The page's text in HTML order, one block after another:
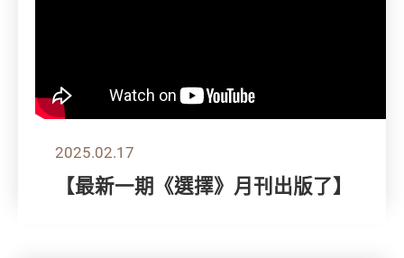
2025.02.17
【最新一期《選擇》月刊出版了】